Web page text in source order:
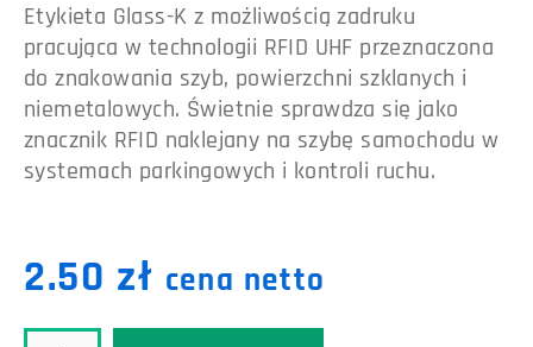
Etykieta Glass-K z możliwością zadruku
pracująca w technologii RFID UHF przeznaczona
do znakowania szyb, powierzchni szklanych i
niemetalowych. Świetnie sprawdza się jako
znacznik RFID naklejany na szybę samochodu w
systemach parkingowych i kontroli ruchu.
2.50 zł cena netto